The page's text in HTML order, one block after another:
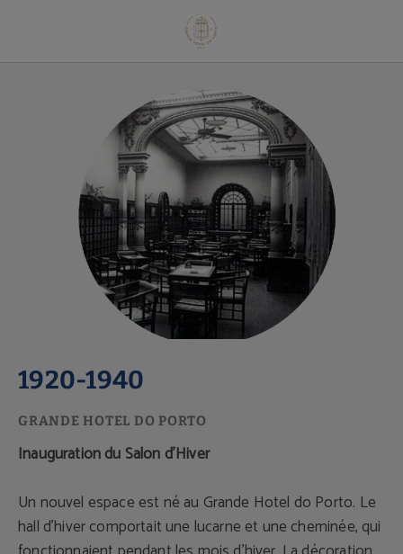
1920-1940
Inauguration du Salon d'Hiver
Un nouvel espace est né au Grande Hotel do Porto. Le
hall d'hiver comportait une lucarne et une cheminée, qui